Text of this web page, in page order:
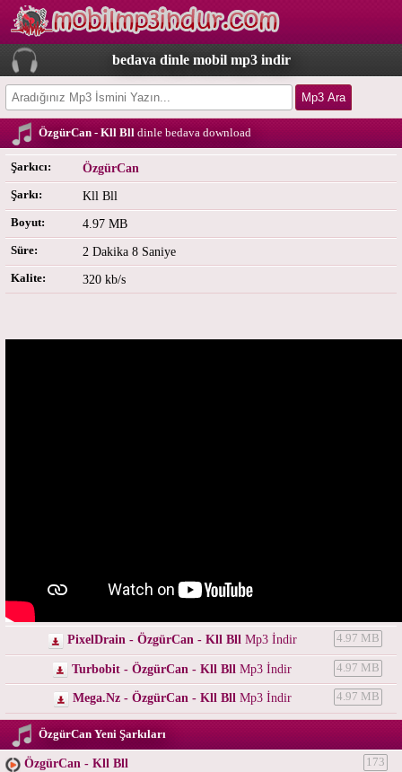
bedava dinle mobil mp3 indir
ÖzgürCan - Kll Bll dinle bedava download
Şarkıcı: ÖzgürCan
Şarkı: Kll Bll
Boyut: 4.97 MB
Süre: 2 Dakika 8 Saniye
Kalite: 320 kb/s
PixelDrain - ÖzgürCan - Kll Bll Mp3 İndir 4.97 MB
Turbobit - ÖzgürCan - Kll Bll Mp3 İndir 4.97 MB
Mega.Nz - ÖzgürCan - Kll BllMp3 İndir 4.97 MB
ÖzgürCan Yeni Şarkıları
ÖzgürCan - Kll Bll 173